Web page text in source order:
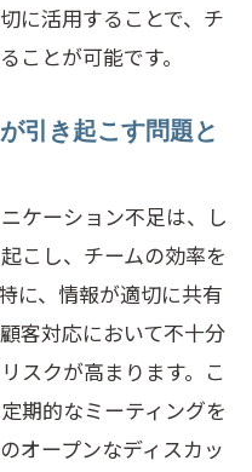
に活用することで、チ
ことが可能です。
引き起こす問題と
ケーション不足は、し
こし、チームの効率を
に、情報が適切に共有
客対応において不十分
スクが高まります。こ
期的なミーティングを
オープンなディスカッ